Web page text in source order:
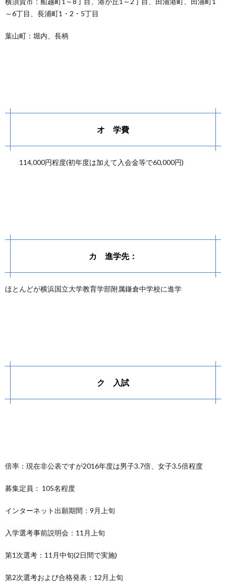
～6丁目、長浦町1・2・5丁目
葉山町：堀内、長柄
オ 学費
114,000円程度(初年度は加えて入会金等で60,000円)
カ 進学先：
ほとんどが横浜国立大学教育学部附属鎌倉中学校に進学
ク 入試
倍率：現在非公表ですが2016年度は男子3.7倍、女子3.5倍程度
募集定員： 105名程度
インターネット出願期間：9月上旬
入学選考事前説明会：11月上旬
第1次選考：11月中旬(2日間で実施)
第2次選考および合格発表：12月上旬